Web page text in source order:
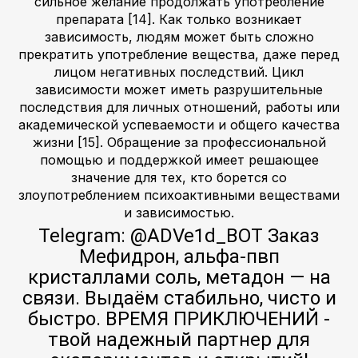
препарата [14]. Как только возникает
зависимость, людям может быть сложно
прекратить употребление вещества, даже перед
лицом негативных последствий. Цикл
зависимости может иметь разрушительные
последствия для личных отношений, работы или
академической успеваемости и общего качества
жизни [15]. Обращение за профессиональной
помощью и поддержкой имеет решающее
значение для тех, кто борется со
злоупотреблением психоактивными веществами
и зависимостью.
Telegram: @ADVe1d_BOT Заказ
Мефидрон, альфа-пвп
кристаллами соль, метадон — на
связи. Выдаём стабильно, чисто и
быстро. ВРЕМЯ ПРИКЛЮЧЕНИЙ -
твой надежный партнер для